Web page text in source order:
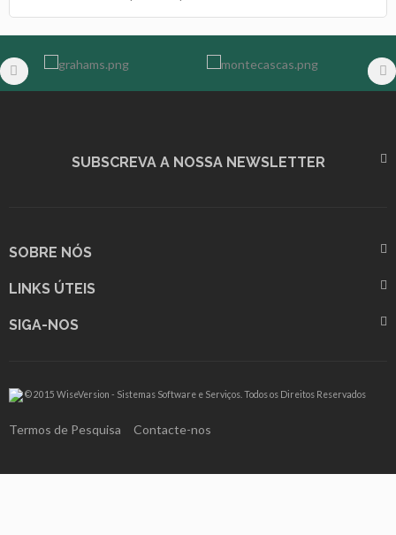
SUBSCREVA A NOSSA NEWSLETTER
SOBRE NÓS
LINKS ÚTEIS
SIGA-NOS
© 2015 WiseVersion - Sistemas Software e Serviços. Todos os Direitos Reservados
Termos de Pesquisa Contacte-nos